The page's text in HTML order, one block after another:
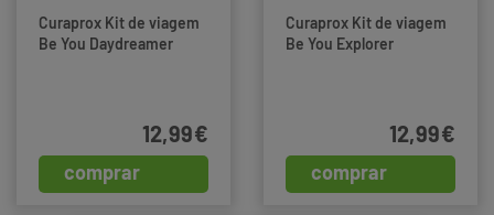
Curaprox Kit de viagem
Be You Daydreamer
comprar
12,99€
Curaprox Kit de viagem
Be You Explorer
comprar
12,99€